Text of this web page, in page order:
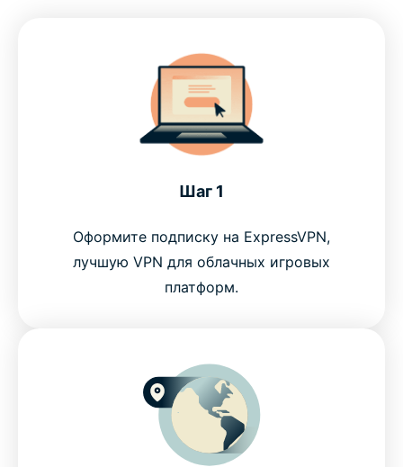
Шаг 1
Оформите подписку на ExpressVPN,
лучшую VPN для облачных игровых
платформ.